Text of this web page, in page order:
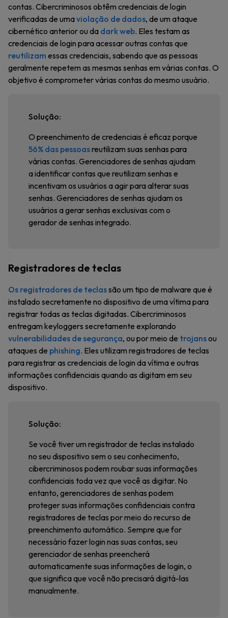
contas. Cibercriminosos obtêm credenciais de login
verificadas de umaviolação de dados, de um ataque
cibernético anterior ou da dark web. Eles testam as
credenciais de login para acessar outras contas que
reutilizam essas credenciais, sabendo que as pessoas
geralmente repetem as mesmas senhas em várias contas. O
objetivo é comprometer várias contas do mesmo usuário.
Solução:
O preenchimento de credenciais é eficaz porque
56% das pessoasreutilizam suas senhas para
várias contas. Gerenciadores de senhas ajudam
a identificar contas que reutilizam senhas e
incentivam os usuários a agir para alterar suas
senhas. Gerenciadores de senhas ajudam os
usuários a gerar senhas exclusivas com o
gerador de senhas integrado.
Registradores de teclas
Os registradores de teclassão um tipo de malware que é
instalado secretamente no dispositivo de uma vítima para
registrar todas as teclas digitadas. Cibercriminosos
entregam keyloggers secretamente explorando
vulnerabilidades de segurança, ou por meio de trojansou
ataques de phishing. Eles utilizam registradores de teclas
para registrar as credenciais de login da vítima e outras
informações confidenciais quando as digitam em seu
dispositivo.
Solução:
Se você tiver um registrador de teclas instalado
no seu dispositivo sem o seu conhecimento,
cibercriminosos podem roubar suas informações
confidenciais toda vez que você as digitar. No
entanto, gerenciadores de senhas podem
proteger suas informações confidenciais contra
registradores de teclas por meio do recurso de
preenchimento automático. Sempre que for
necessário fazer login nas suas contas, seu
gerenciador de senhas preencherá
automaticamente suas informações de login, o
que significa que você não precisará digitá-las
manualmente.